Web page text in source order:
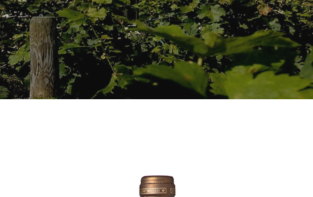
CONTACT
FR
EN